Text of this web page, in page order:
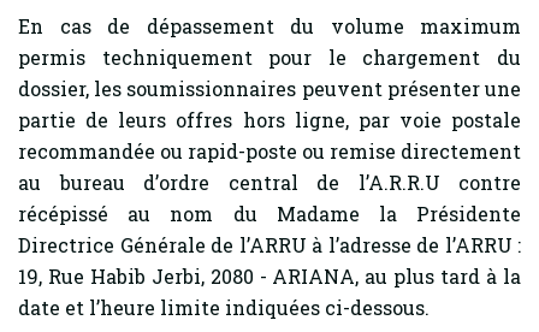
En cas de dépassement du volume maximum
permis techniquement pour le chargement du
dossier, les soumissionnaires peuvent présenter une
partie de leurs offres hors ligne, par voie postale
recommandée ou rapid-poste ou remise directement
au bureau d’ordre central de l’A.R.R.U contre
récépissé au nom du Madame la Présidente
Directrice Générale de l’ARRU à l’adresse de l’ARRU :
19, Rue Habib Jerbi, 2080 - ARIANA, au plus tard à la
date et l’heure limite indiquées ci-dessous.